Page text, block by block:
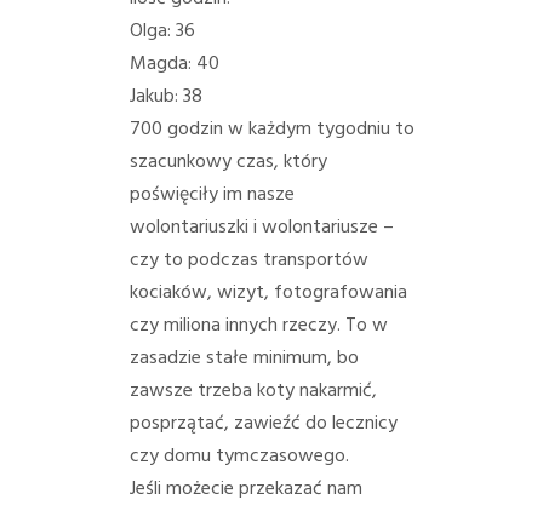
Olga: 36
Magda: 40
Jakub: 38
700 godzin w każdym tygodniu to
szacunkowy czas, który
poświęciły im nasze
wolontariuszki i wolontariusze –
czy to podczas transportów
kociaków, wizyt, fotografowania
czy miliona innych rzeczy. To w
zasadzie stałe minimum, bo
zawsze trzeba koty nakarmić,
posprzątać, zawieźć do lecznicy
czy domu tymczasowego.
Jeśli możecie przekazać nam